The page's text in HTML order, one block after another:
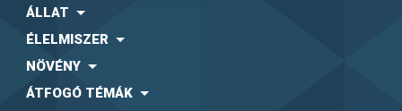
ÁLLAT
ÉLELMISZER
NÖVÉNY
ÁTFOGÓ TÉMÁK